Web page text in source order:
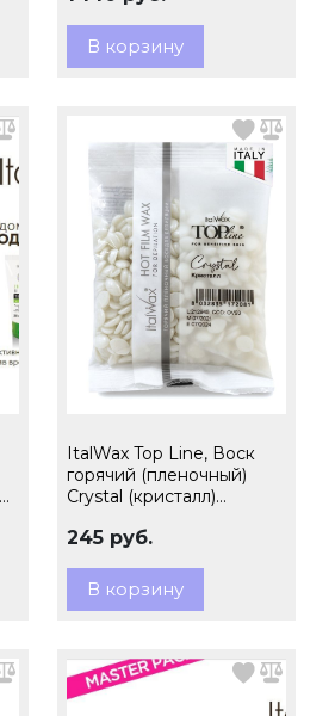
В корзину
ItalWax Top Line, Воск
горячий (пленочный)
Crystal (кристалл)
245 руб.
В корзину